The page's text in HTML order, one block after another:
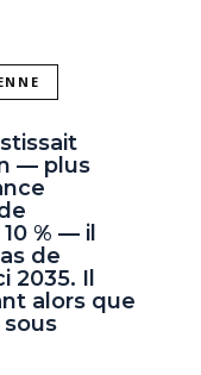
— plus
% — il
de
2035. Il
alors que